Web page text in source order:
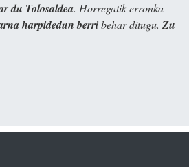
du Tolosaldea. Horregatik erronka
harpidedun berribehar ditugu. Zu